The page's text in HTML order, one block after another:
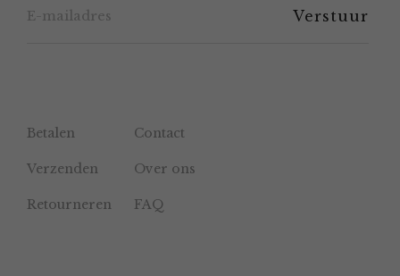
Betalen Contact
Verzenden Over ons
Retourneren FAQ